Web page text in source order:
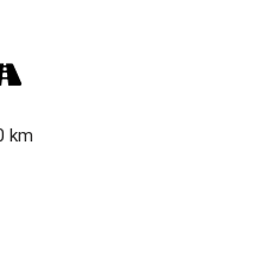
km